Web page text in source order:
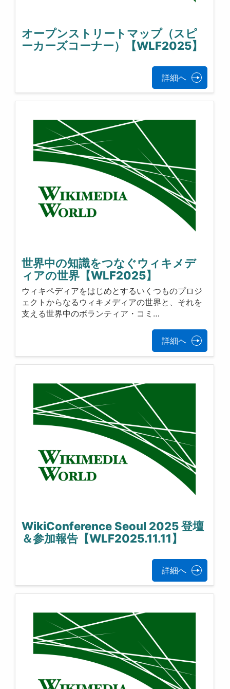
オープンストリートマップ（スピ
ーカーズコーナー）【WLF2025】
詳細へ
世界中の知識をつなぐウィキメデ
ィアの世界【WLF2025】
ウィキペディアをはじめとするいくつものプロジ
ェクトからなるウィキメディアの世界と、それを
支える世界中のボランティア・コミ…
詳細へ
WikiConference Seoul 2025 登壇
＆参加報告【WLF2025.11.11】
詳細へ